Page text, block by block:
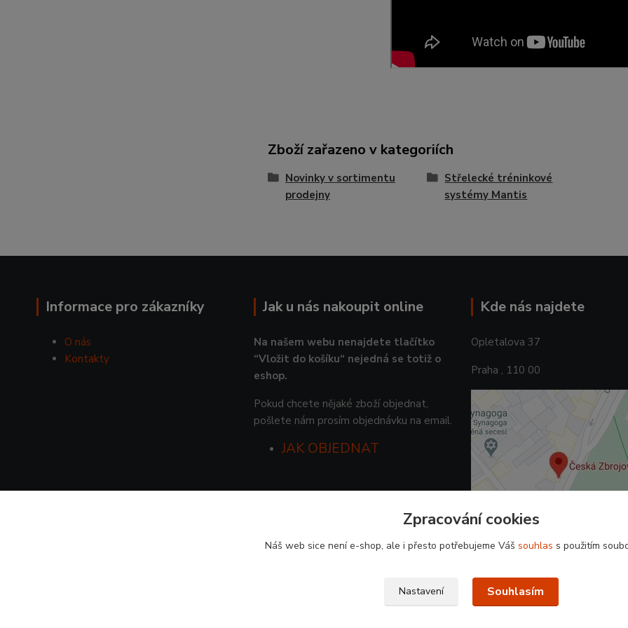
Zboží zařazeno v kategoriích
Novinky v sortimentu
prodejny
Střelecké tréninkové
systémy Mantis
Informace pro zákazníky
O nás
Kontakty
Jak u nás nakoupit online
Na našem webu nenajdete tlačítko
“Vložit do košíku“ nejedná se totiž o
eshop.
Pokud chcete nějaké zboží objednat,
pošlete nám prosím objednávku na email.
JAK OBJEDNAT
Kde nás najdete
Opletalova 37
Praha , 110 00
Zpracování cookies
Náš web sice není e-shop, ale i přesto potřebujeme Váš souhlas s použitím
Nastavení Souhlasím